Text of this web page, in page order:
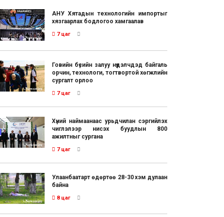
АНУ Хятадын технологийн импортыг
хязгаарлах бодлогоо хамгаалав
7 цаг
Говийн бүсийн залуу нүүдэлчдэд байгаль
орчин, технологи, тогтвортой хөгжлийн
сургалт орлоо
7 цаг
Хүний наймаанаас урьдчилан сэргийлэх
чиглэлээр нисэх буудлын 800
ажилтныг сургана
7 цаг
Улаанбаатарт өдөртөө 28-30 хэм дулаан
байна
8 цаг